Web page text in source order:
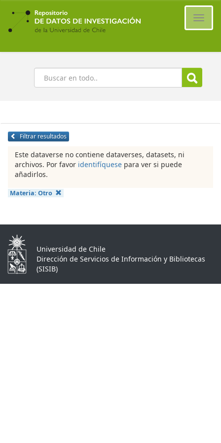
Ir
contenido
principal
Buscar
Filtrar resultados
Este dataverse no contiene dataverses, datasets, ni
archivos. Por favor identifíquese para ver si puede
añadirlos.
Materia: Otro
Universidad de Chile
Dirección de Servicios de Información y Bibliotecas
(SISIB)